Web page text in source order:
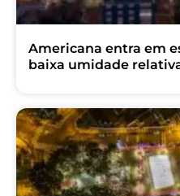
Americana entra em
baixa umidade